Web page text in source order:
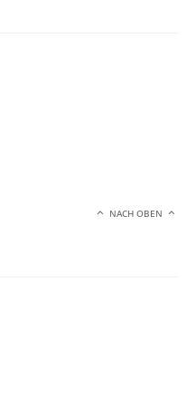
NACH OBEN